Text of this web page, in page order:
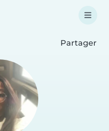
Partager